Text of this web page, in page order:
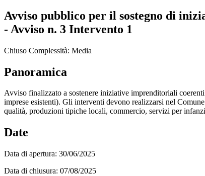
Avviso pubblico per il sostegno di
- Avviso n. 3 Intervento 1
Chiuso Complessità: Media
Panoramica
Avviso finalizzato a sostenere iniziative imprenditoriali
imprese esistenti). Gli interventi devono realizzarsi nel
qualità, produzioni tipiche locali, commercio, servizi per
Date
Data di apertura: 30/06/2025
Data di chiusura: 07/08/2025